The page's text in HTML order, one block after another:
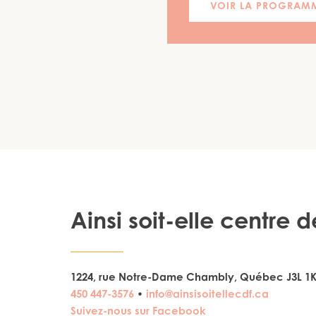
VOIR LA
Ainsi soit-elle centre
1224, rue Notre-Dame Chambly, Québec J3L
450 447-3576 • info@ainsisoitellecdf.ca
Suivez-nous sur Facebook